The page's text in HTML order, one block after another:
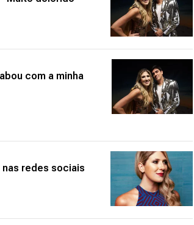
com a minha
redes sociais